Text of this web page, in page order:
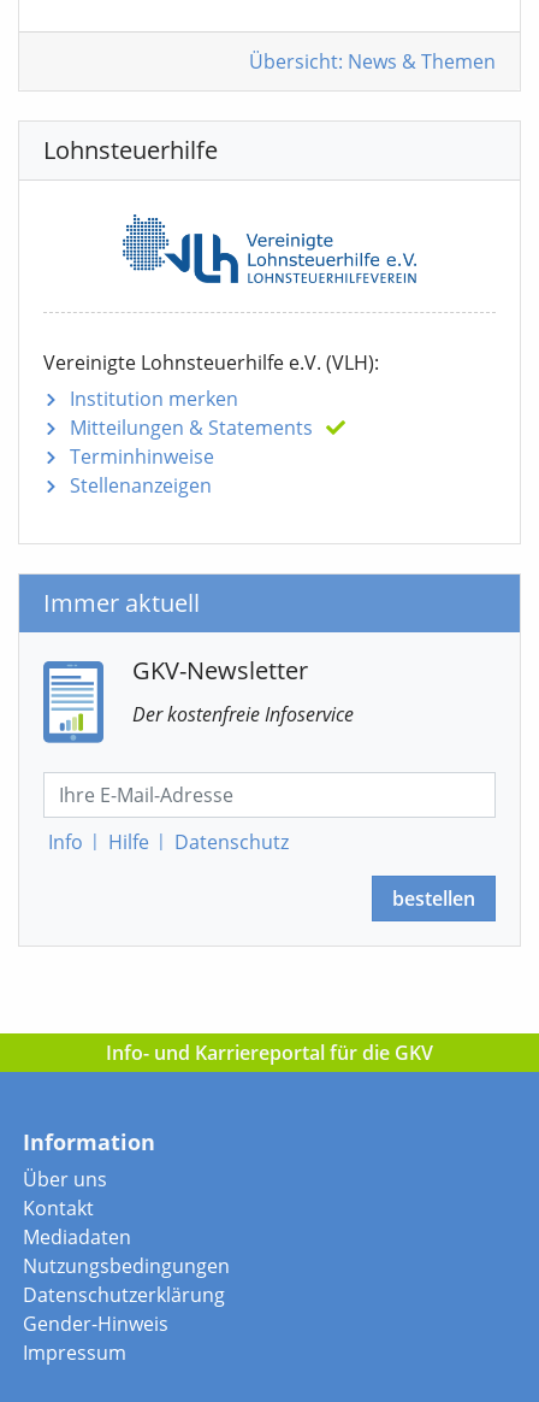
Übersicht: News & Themen
Lohnsteuerhilfe
Vereinigte Lohnsteuerhilfe e.V. (VLH):
Institution merken
Mitteilungen & Statements
Terminhinweise
Stellenanzeigen
Immer aktuell
GKV-Newsletter
Der kostenfreie Infoservice
Info | Hilfe | Datenschutz
bestellen
Info- und Karriereportal für die GKV
Information
Über uns
Kontakt
Mediadaten
Nutzungsbedingungen
Datenschutzerklärung
Gender-Hinweis
Impressum